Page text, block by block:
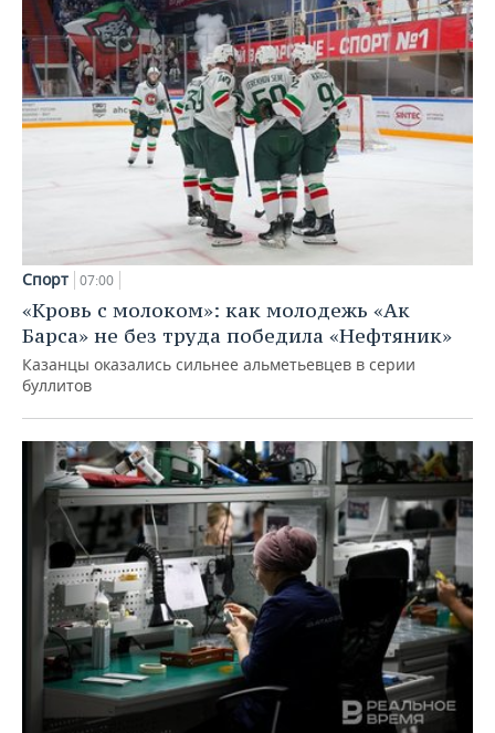
Спорт 07:00
«Кровь с молоком»: как молодежь «Ак
Барса» не без труда победила «Нефтяник»
Казанцы оказались сильнее альметьевцев в серии
буллитов